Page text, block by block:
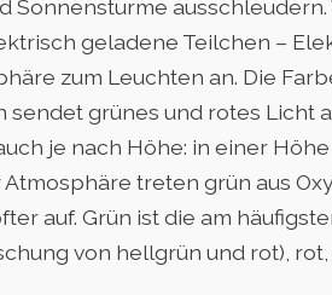
ausschleudern.
geladene Teilchen –
zum Leuchten an. Die
grünes und rotes Licht
je nach Höhe: in einer
treten grün aus
auf. Grün ist die am
von hellgrün und rot),